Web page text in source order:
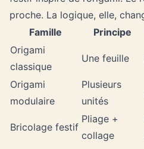
proche. La logique, elle,
Famille
Principe
Origami
classique
Une feuille
Origami
modulaire
Plusieurs
unités
Bricolage festif
Pliage +
collage